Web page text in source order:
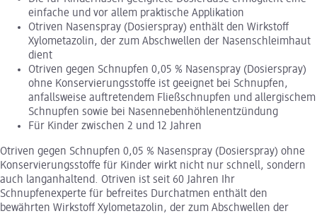
einfache und vor allem praktische Applikation
Otriven Nasenspray (Dosierspray) enthält den Wirkstoff
Xylometazolin, der zum Abschwellen der Nasenschleimhaut
dient
Otriven gegen Schnupfen 0,05 % Nasenspray (Dosierspray)
ohne Konservierungsstoffe ist geeignet bei Schnupfen,
anfallsweise auftretendem Fließschnupfen und allergischem
Schnupfen sowie bei Nasennebenhöhlenentzündung
Für Kinder zwischen 2 und 12 Jahren
Otriven gegen Schnupfen 0,05 % Nasenspray (Dosierspray) ohne
Konservierungsstoffe für Kinder wirkt nicht nur schnell, sondern
auch langanhaltend. Otriven ist seit 60 Jahren Ihr
Schnupfenexperte für befreites Durchatmen enthält den
bewährten Wirkstoff Xylometazolin, der zum Abschwellen der